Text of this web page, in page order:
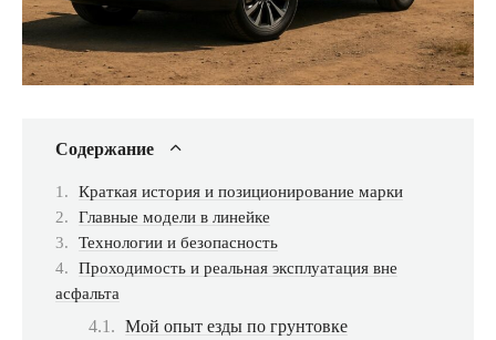
Содержание
Краткая история и позиционирование марки
Главные модели в линейке
Технологии и безопасность
Проходимость и реальная эксплуатация вне
асфальта
Мой опыт езды по грунтовке